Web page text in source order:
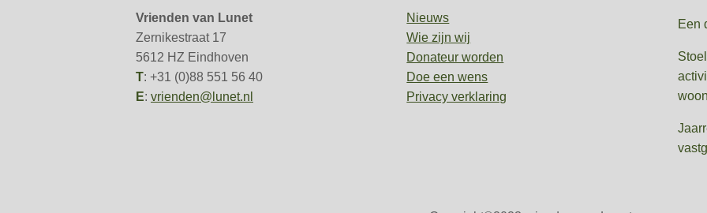
Vrienden van Lunet
Zernikestraat 17
5612 HZ Eindhoven
T: +31 (0)88 551 56 40
E: vrienden@lunet.nl
Nieuws
Wie zijn wij
Donateur worden
Doe een wens
Privacy verklaring
Een